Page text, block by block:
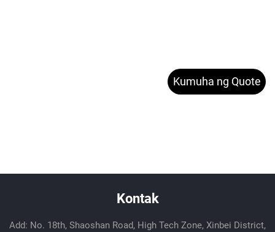
Kumuha ng Quote
Kontak
Add: No. 18th, Shaoshan Road, High Tech Zone, Xinbei District,